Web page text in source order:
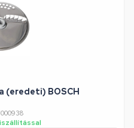
(eredeti) BOSCH